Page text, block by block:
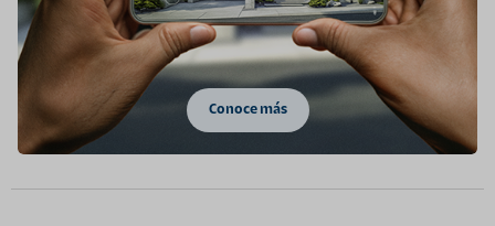
Conoce más